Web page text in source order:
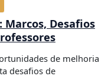
Marcos, Desafios
de melhoria
desafios de